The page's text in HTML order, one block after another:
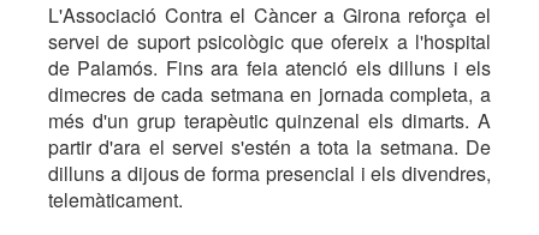
L'Associació Contra el Càncer a Girona reforça el
servei de suport psicològic que ofereix a l'hospital
de Palamós. Fins ara feia atenció els dilluns i els
dimecres de cada setmana en jornada completa, a
més d'un grup terapèutic quinzenal els dimarts. A
partir d'ara el servei s'estén a tota la setmana. De
dilluns a dijous de forma presencial i els divendres,
telemàticament.